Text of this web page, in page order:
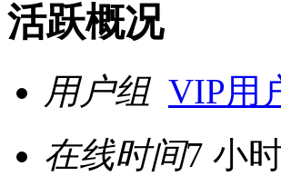
活跃概况
用户组 VIP用
在线时间7 小